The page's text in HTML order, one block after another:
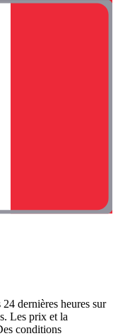
dernières heures sur
Les prix et la
conditions